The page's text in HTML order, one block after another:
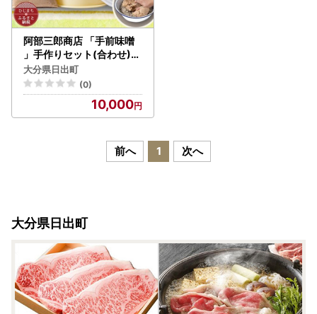
阿部三郎商店 「手前味噌
」手作りセット(合わせ)(2
kg仕上がり) AW08_調味
料 味噌 みそ_【配送不可地
域：離島】【1111791】
大分県日出町
(0)
10,000
前へ 1 次へ
大分県日出町